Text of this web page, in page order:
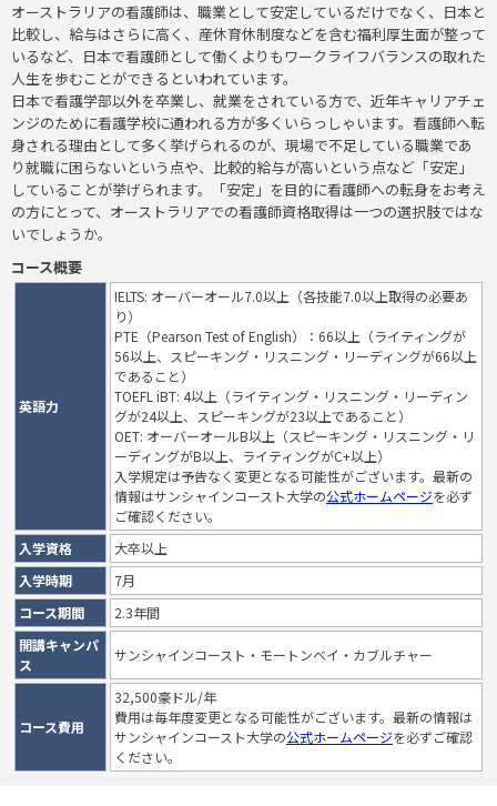
オーストラリアの看護師は、職業として安定しているだけでなく、日本と
比較し、給与はさらに高く、産休育休制度などを含む福利厚生面が整って
いるなど、日本で看護師として働くよりもワークライフバランスの取れた
人生を歩むことができるといわれています。
日本で看護学部以外を卒業し、就業をされている方で、近年キャリアチェ
ンジのために看護学校に通われる方が多くいらっしゃいます。看護師へ転
身される理由として多く挙げられるのが、現場で不足している職業であ
り就職に困らないという点や、比較的給与が高いという点など「安定」
していることが挙げられます。「安定」を目的に看護師への転身をお考え
の方にとって、オーストラリアでの看護師資格取得は一つの選択肢ではな
いでしょうか。
コース概要
英語力
IELTS: オーバーオール7.0以上（各技能7.0以上取得の必要あ
り）
PTE（Pearson Test of English）：66以上（ライティングが
56以上、スピーキング・リスニング・リーディングが66以上
であること）
TOEFL iBT: 4以上（ライティング・リスニング・リーディン
グが24以上、スピーキングが23以上であること）
OET: オーバーオールB以上（スピーキング・リスニング・リ
ーディングがB以上、ライティングがC+以上）
入学規定は予告なく変更となる可能性がございます。最新の
情報はサンシャインコースト大学の公式ホームページを必ず
ご確認ください。
入学資格
大卒以上
入学時期
7月
コース期間
2.3年間
開講キャンパ
ス
サンシャインコースト・モートンベイ・カブルチャー
コース費用
32,500豪ドル/年
費用は毎年度変更となる可能性がございます。最新の情報は
サンシャインコースト大学の公式ホームページを必ずご確認
ください。